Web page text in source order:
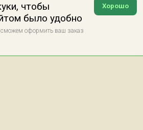
Хорошо
чтобы
было удобно
сможем оформить ваш заказ